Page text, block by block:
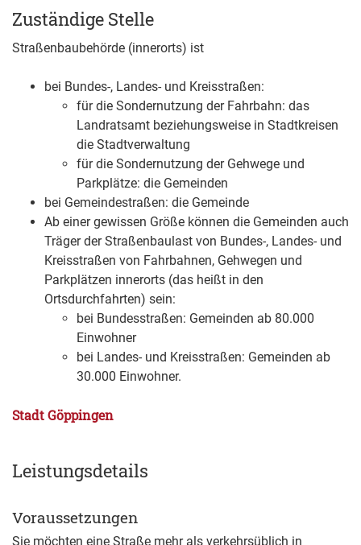
Zuständige Stelle
Straßenbaubehörde (innerorts) ist
bei Bundes-, Landes- und Kreisstraßen:
für die Sondernutzung der Fahrbahn: das
Landratsamt beziehungsweise in Stadtkreisen
die Stadtverwaltung
für die Sondernutzung der Gehwege und
Parkplätze: die Gemeinden
bei Gemeindestraßen: die Gemeinde
Ab einer gewissen Größe können die Gemeinden auch
Träger der Straßenbaulast von Bundes-, Landes- und
Kreisstraßen von Fahrbahnen, Gehwegen und
Parkplätzen innerorts (das heißt in den
Ortsdurchfahrten) sein:
bei Bundesstraßen: Gemeinden ab 80.000
Einwohner
bei Landes- und Kreisstraßen: Gemeinden ab
30.000 Einwohner.
Stadt Göppingen
Leistungsdetails
Voraussetzungen
Sie möchten eine Straße mehr als verkehrsüblich in